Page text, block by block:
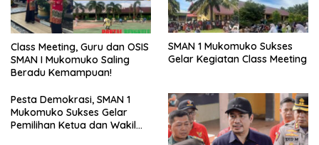
Class Meeting, Guru dan OSIS
SMAN I Mukomuko Saling
Beradu Kemampuan!
SMAN 1 Mukomuko Sukses
Gelar Kegiatan Class Meeting
Pesta Demokrasi, SMAN 1
Mukomuko Sukses Gelar
Pemilihan Ketua dan Wakil